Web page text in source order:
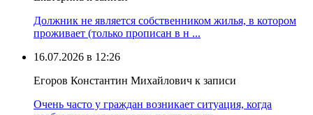
Должник не является собственником жилья, в котором
проживает (только прописан в н ...
16.07.2026 в 12:26
Егоров Константин Михайлович к записи
Очень часто у граждан возникает ситуация, когда